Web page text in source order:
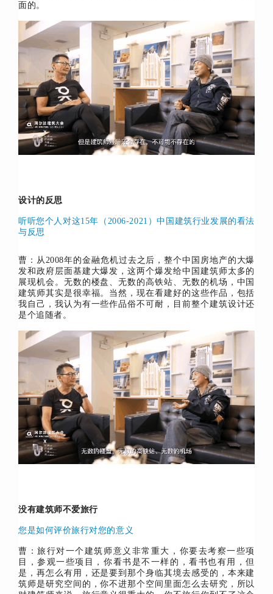
面的。
设计的反思
听听您个人对这15年（2006-2021）中国建筑行业发展的看法
与反思
曹：从2008年的金融危机过去之后，整个中国房地产的大爆
发和政府层面基建大爆发，这两个爆发给中国建筑师太多的
展现机会。无数的楼盘、无数的高铁站、无数的机场，中国
建筑师其实是很幸福。当然，现在看建好的这些作品，包括
我自己，我认为有一些作品俗不可耐，目前整个建筑设计还
是个追随者。
没有建筑师不爱旅行
您是如何评价旅行对您的意义
曹：旅行对一个建筑师意义非常重大，你要去考察一些项
目，参观一些项目，你看书是不一样的，看书也有用，但
是，再怎么有用，还是要到那个身临其境去感受的，本来建
筑师是研究空间的，你不进那个空间里面怎么去研究，所以